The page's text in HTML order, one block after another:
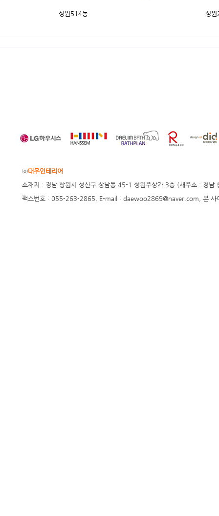
성원514동 성
ⓒ대우인테리어
소재지 : 경남 창원시 성산구 상남동 45-1 성원주상가 3층 (새주소 :
팩스번호 : 055-263-2865, E-mail : daewoo2869@naver.com, 본 사이